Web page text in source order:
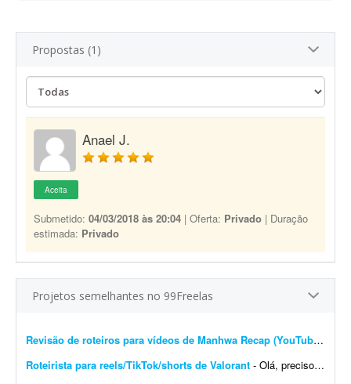
Propostas (1)
Anael J.
Aceita
Submetido: 04/03/2018 às 20:04 | Oferta: Privado | Duração
estimada: Privado
Projetos semelhantes no 99Freelas
Revisão de roteiros para vídeos de Manhwa Recap (YouTube)-
Roteirista para reels/TikTok/shorts de Valorant - Olá, preciso de um roteirista para vídeos curtos do jogo Valorant. Quero expandir a criação do canal iBrunowski - Valorant e, para isso, preciso de ajuda para escrever ...